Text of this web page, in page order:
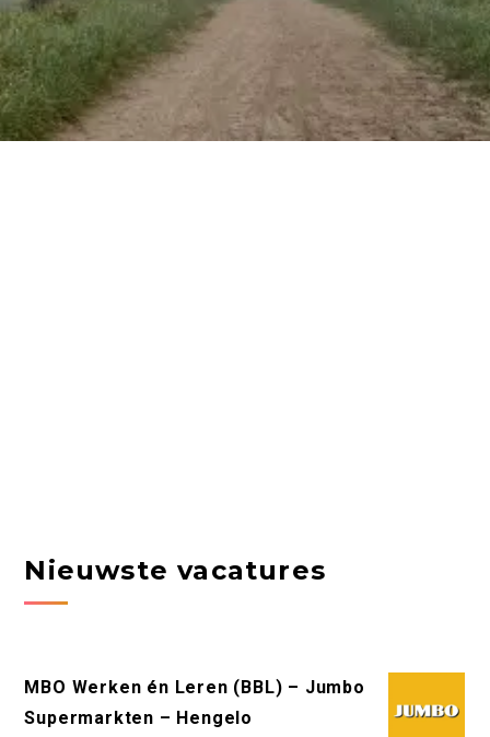
Nieuwste vacatures
MBO Werken én Leren (BBL) – Jumbo
Supermarkten – Hengelo